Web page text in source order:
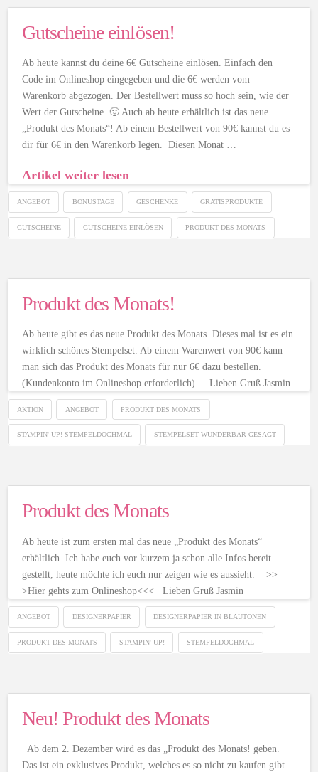
Gutscheine einlösen!
Ab heute kannst du deine 6€ Gutscheine einlösen. Einfach den
Code im Onlineshop eingegeben und die 6€ werden vom
Warenkorb abgezogen. Der Bestellwert muss so hoch sein, wie der
Wert der Gutscheine. 🙂 Auch ab heute erhältlich ist das neue
„Produkt des Monats“! Ab einem Bestellwert von 90€ kannst du es
dir für 6€ in den Warenkorb legen. Diesen Monat …
Artikel weiter lesen
ANGEBOT BONUSTAGE GESCHENKE GRATISPRODUKTE
GUTSCHEINE GUTSCHEINE EINLÖSEN PRODUKT DES MONATS
Produkt des Monats!
Ab heute gibt es das neue Produkt des Monats. Dieses mal ist es ein
wirklich schönes Stempelset. Ab einem Warenwert von 90€ kann
man sich das Produkt des Monats für nur 6€ dazu bestellen.
(Kundenkonto im Onlineshop erforderlich) Lieben Gruß Jasmin
AKTION ANGEBOT PRODUKT DES MONATS
STAMPIN' UP! STEMPELDOCHMAL STEMPELSET WUNDERBAR GESAGT
Produkt des Monats
Ab heute ist zum ersten mal das neue „Produkt des Monats“
erhältlich. Ich habe euch vor kurzem ja schon alle Infos bereit
gestellt, heute möchte ich euch nur zeigen wie es aussieht. >>
>Hier gehts zum Onlineshop<<< Lieben Gruß Jasmin
ANGEBOT DESIGNERPAPIER DESIGNERPAPIER IN BLAUTÖNEN
PRODUKT DES MONATS STAMPIN' UP! STEMPELDOCHMAL
Neu! Produkt des Monats
Ab dem 2. Dezember wird es das „Produkt des Monats! geben.
Das ist ein exklusives Produkt, welches es so nicht zu kaufen gibt.